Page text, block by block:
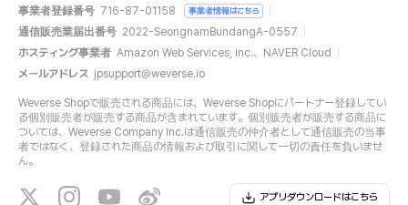
事業者登録番号 716-87-01158 事業者情報はこちら
通信販売業届出番号 2022-SeongnamBundangA-0557
ホスティング事業者 Amazon Web Services, Inc.、NAVER Cloud
メールアドレス jpsupport@weverse.io
Weverse Shopで販売される商品には、Weverse Shopにパートナー登録してい
る個別販売者が販売する商品が含まれています。個別販売者が販売する商品に
ついては、Weverse Company Inc.は通信販売の仲介者として通信販売の当事
者ではなく、登録された商品の情報および取引に関して一切の責任を負いませ
ん。
アプリダウンロードはこちら